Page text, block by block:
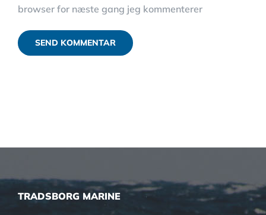
browser for næste gang jeg kommenterer
TRADSBORG MARINE